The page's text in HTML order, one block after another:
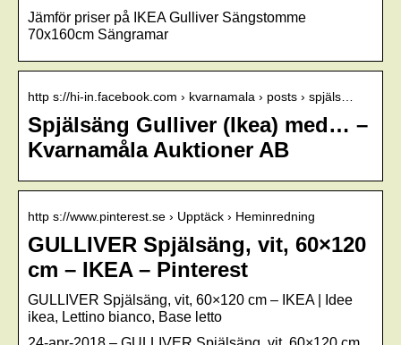
Jämför priser på IKEA Gulliver Sängstomme
70x160cm Sängramar
http s://hi-in.facebook.com › kvarnamala › posts › spjäls…
Spjälsäng Gulliver (Ikea) med… –
Kvarnamåla Auktioner AB
http s://www.pinterest.se › Upptäck › Heminredning
GULLIVER Spjälsäng, vit, 60×120
cm – IKEA – Pinterest
GULLIVER Spjälsäng, vit, 60×120 cm – IKEA | Idee
ikea, Lettino bianco, Base letto